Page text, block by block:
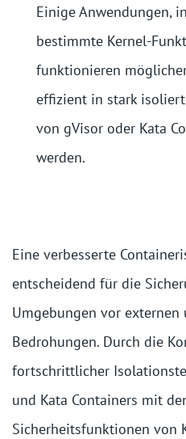
Einige Anwendungen,
bestimmte Kernel-
funktionieren
effizient in stark
von gVisor oder Kata
werden.
Eine verbesserte
entscheidend für die
Umgebungen vor externen
Bedrohungen. Durch die
fortschrittlicher
und Kata Containers mit
Sicherheitsfunktionen von